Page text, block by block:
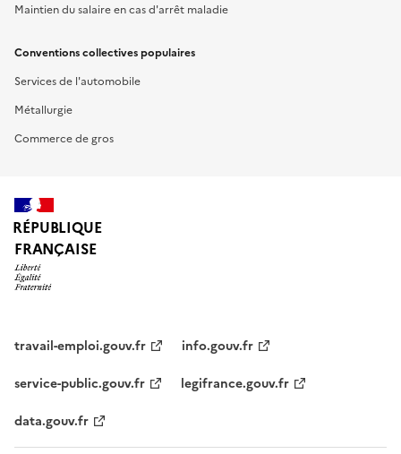
Maintien du salaire en cas d'arrêt maladie
Conventions collectives populaires
Services de l'automobile
Métallurgie
Commerce de gros
RÉPUBLIQUE
FRANÇAISE
travail-emploi.gouv.fr
info.gouv.fr
service-public.gouv.fr
legifrance.gouv.fr
data.gouv.fr